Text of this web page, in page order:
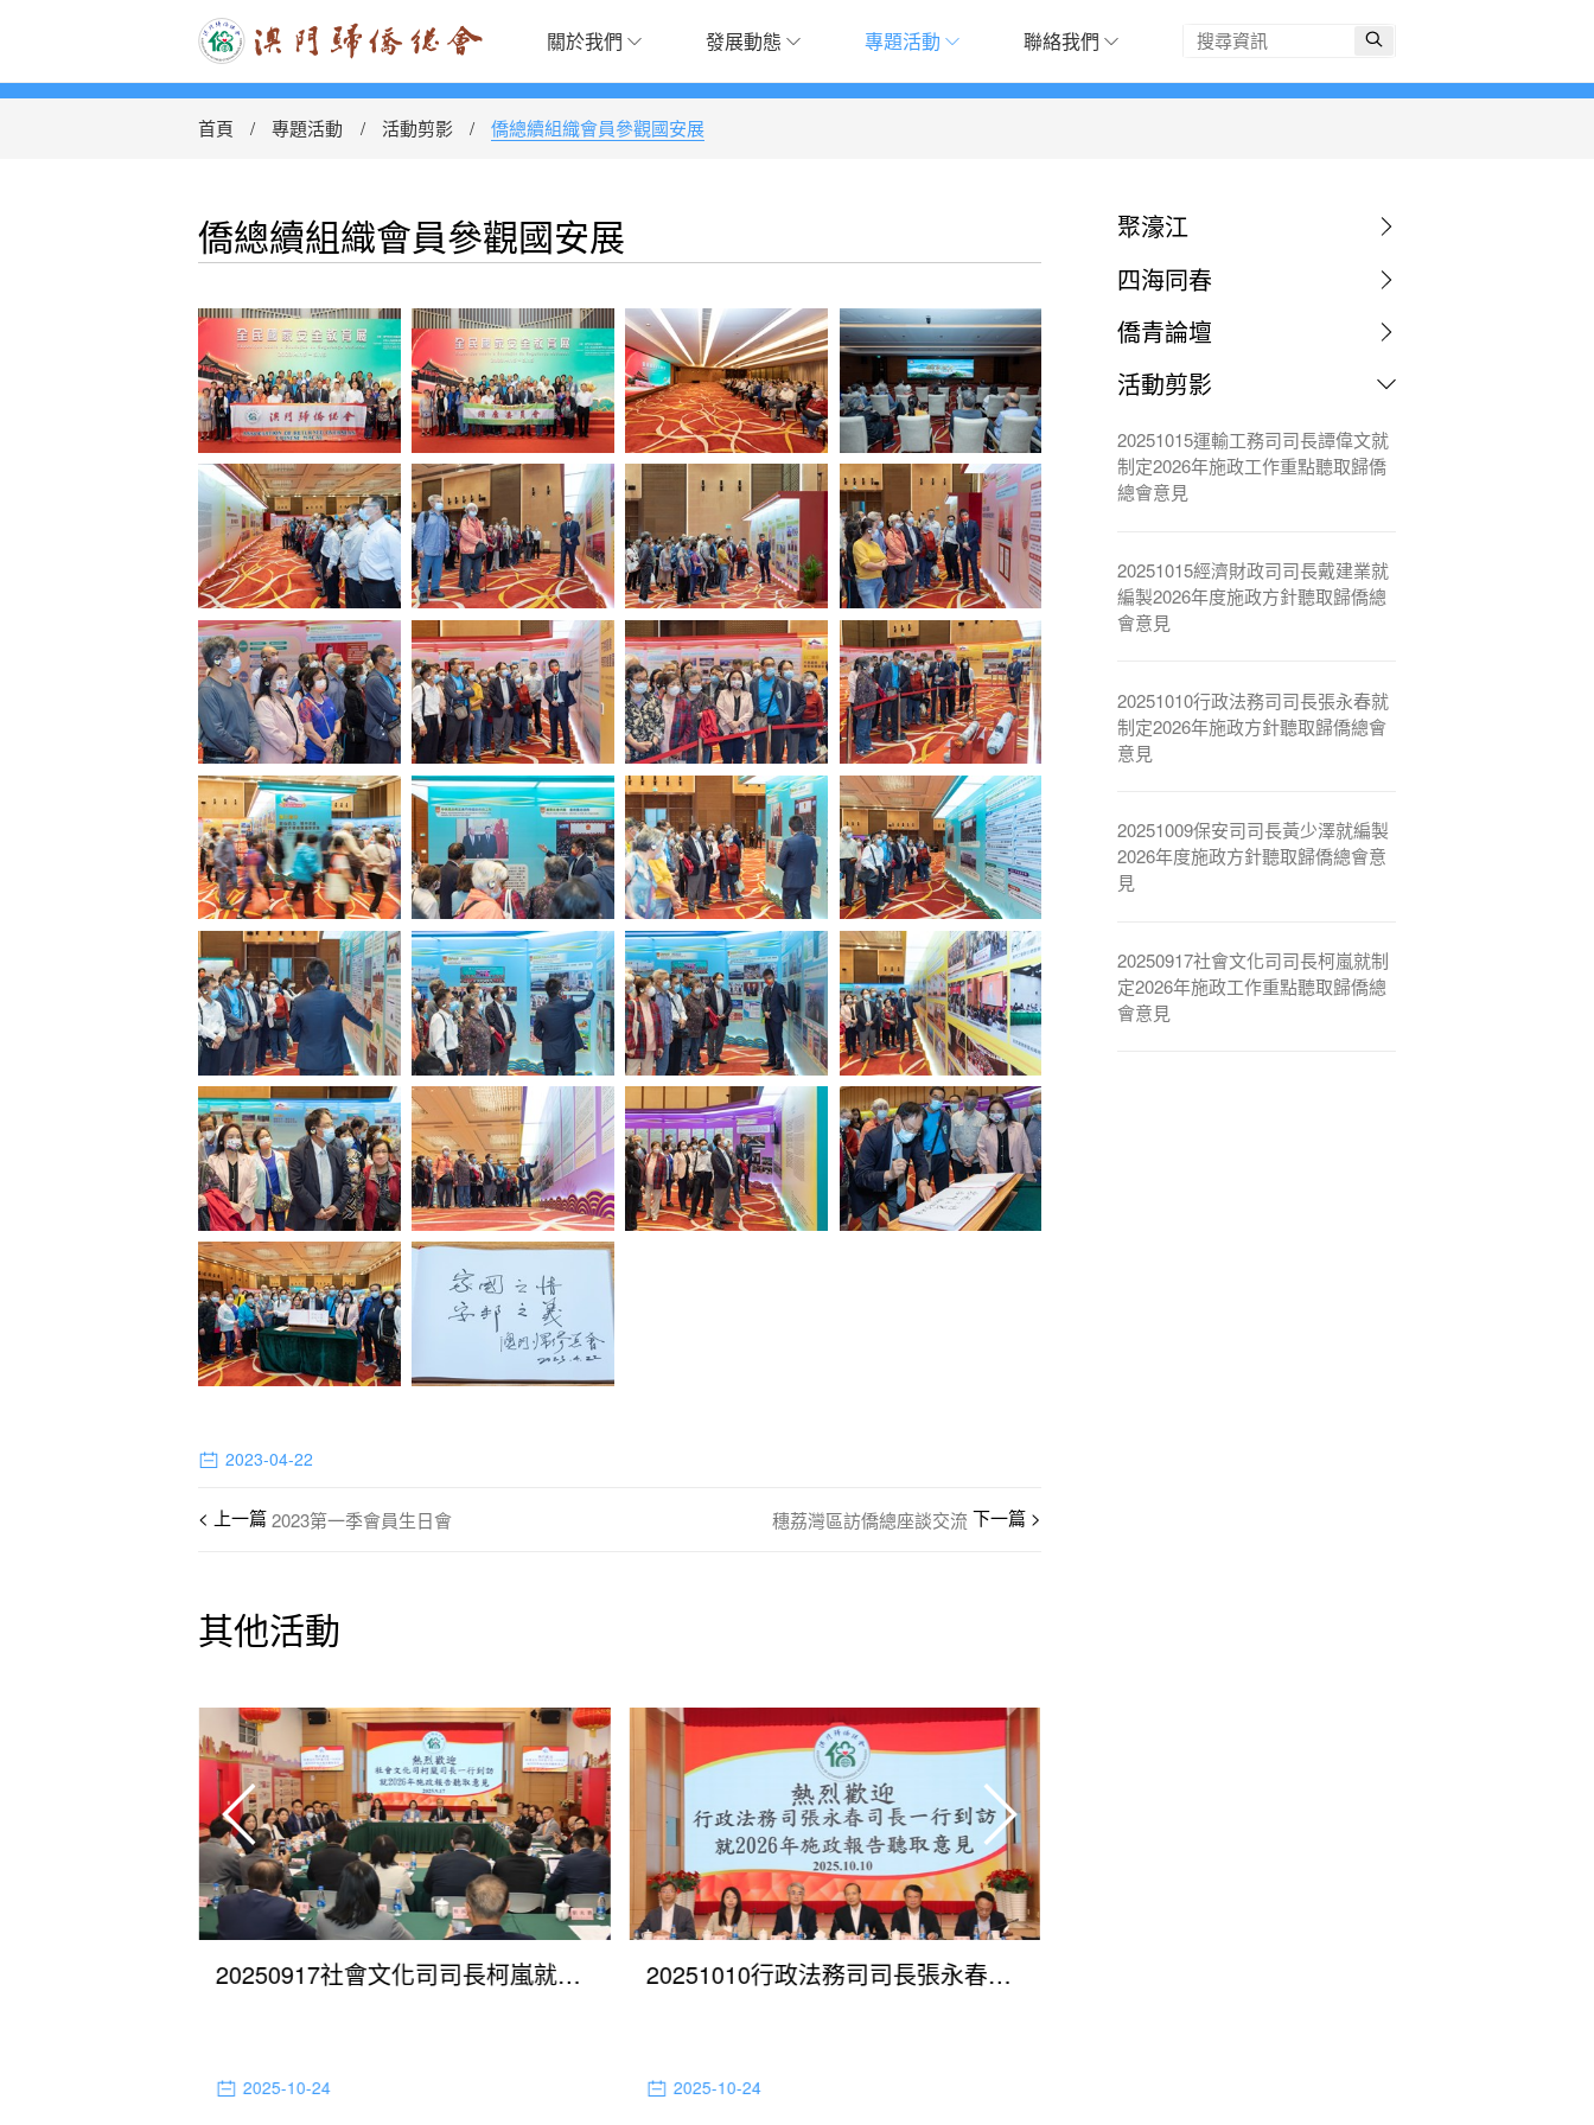
關於我們 發展動態 專題活動 聯絡我們
首頁 專題活動 活動剪影 僑總續組織會員參觀國安展
僑總續組織會員參觀國安展
2023-04-22
2023第一季會員生日會 穗荔灣區訪僑總座談交流
其他活動
20250917社會文化司司長柯嵐就制定2026年施政工作重點聽取歸僑總會意見
2025-10-24
20251010行政法務司司長張永春就制定2026年施政方針聽取歸僑總會意見
2025-10-24
聚濠江
四海同春
僑青論壇
活動剪影
20251015運輸工務司司長譚偉文就
制定2026年施政工作重點聽取歸僑
總會意見
20251015經濟財政司司長戴建業就
編製2026年度施政方針聽取歸僑總
會意見
20251010行政法務司司長張永春就
制定2026年施政方針聽取歸僑總會
意見
20251009保安司司長黃少澤就編製
2026年度施政方針聽取歸僑總會意
見
20250917社會文化司司長柯嵐就制
定2026年施政工作重點聽取歸僑總
會意見